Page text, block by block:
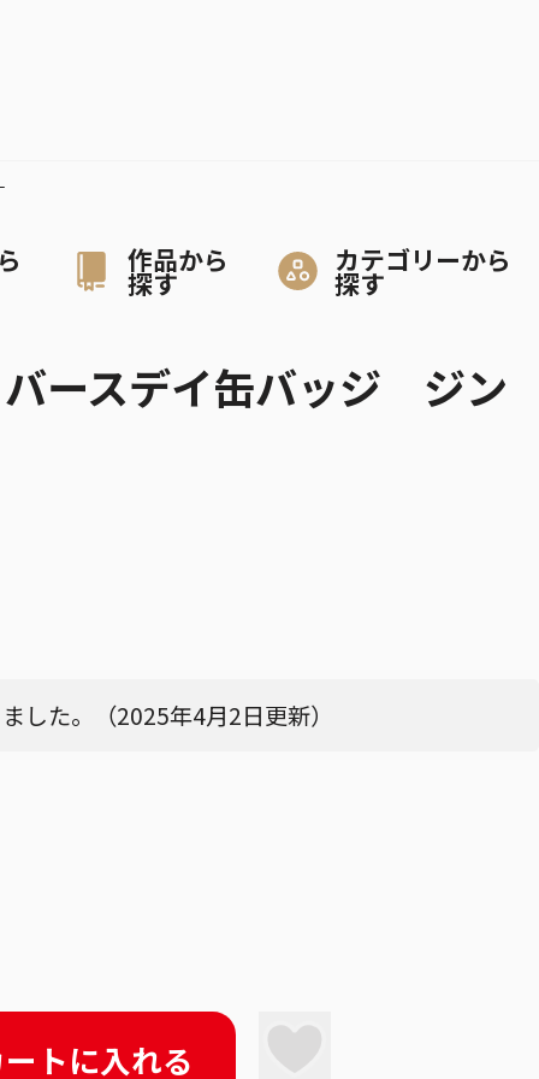
作品から
探す
カテゴリーから
探す
ースデイ缶バッジ ジン
した。（2025年4月2日更新）
トに入れる